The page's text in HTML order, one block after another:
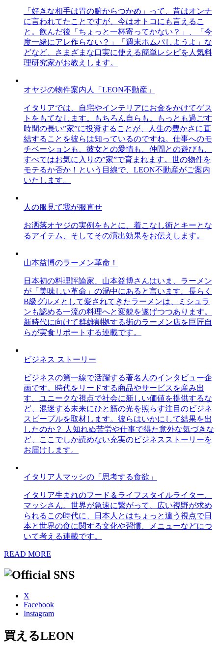
「好きな相手は胃の腑からつかめ」って、昔はオンナ
に言われてたことですが、今はオトコにも言えるこ
と。飲んだ後「ちょっと一杯寄ってかない？」、「今
度一緒にアレ作らない？」「週末ホムパしようよ」な
どなど、さまざまな口実に使える簡単レシピを人気料
理研究家がお教えします。
オヤジの物件案内人「LEON不動産」
イタリアでは、自宅やインテリアにお金をかけてゲス
トをもてなします。もちろん自らも。もっとも過ごす
時間の長い”家”に投資することが、人生の豊かさに直
結することを彼らは知っているのですね。仕事へのモ
チベーションも、彼女との愛情も、仲間との遊びも、
すべてはお気に入りの”家”で育まれます。世の物件を
モテるか否か！という目線で、LEON不動産がご案内
いたします。
人の服見て我が服直せ
お洒落オヤジの実例をもとに、着こなし術とキーとな
るアイテム、そしてその演出効果をお伝えします。
山本益博のラーメン革命！
日本初の料理評論家、山本益博さんはいま、ラーメン
が「美味しい革命」の渦中にあると言います。長らく
B級グルメとして愛されてきたラーメンは、ミシュラ
ンも認める一流の料理へと変貌を遂げつつあります。
新時代に向けて群雄割拠する街のラーメン店を巨匠自
らが実食リポートする連載です。
ビジネス ストーリー
ビジネスの第一線で活躍する著名人のインタビュー企
画です。時代をリードする商品やサービスを産み出
す、ユニークな視点で社会に新しい価値を提供するな
ど、混迷する未来にひと筋の光を照らす注目のビジネ
スピープルを取材します。彼らはいかにして結果を出
したのか？ 人知れぬ苦労や仕事で得た意外な気づきな
ど、ここでしか読めない充実のビジネスストーリーを
お届けします。
イタリア人マッシの「思考する食欲」
イタリア生まれのフード＆ライフスタイルライター、
マッシさん。世界が急速に繋がって、広い視野が求め
られるこの時代に、日本人とはちょっと違う視点で日
本と世界の食に関する文化や習慣、メニューなどにつ
いて考える連載です。
READ MORE
X
Facebook
Instagram
買えるLEON